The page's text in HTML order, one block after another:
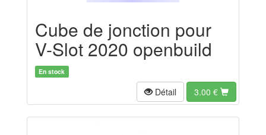
Cube de jonction pour
V-Slot 2020 openbuild
En stock
Détail 3.00 €